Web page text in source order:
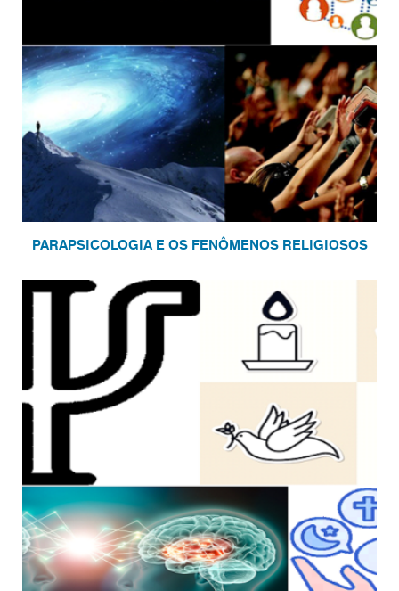
PARAPSICOLOGIA E OS FENÔMENOS RELIGIOSOS